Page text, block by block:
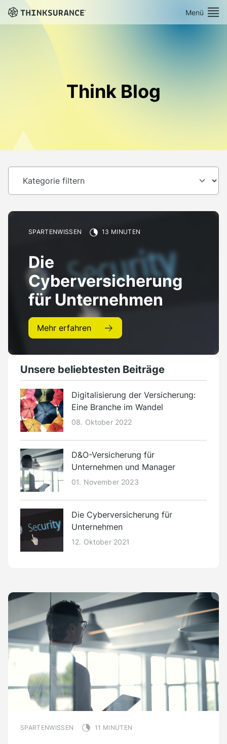
Menü
Preise
Deutsch
Think Blog
SPARTENWISSEN 13 MINUTEN
Die
Cyberversicherung
für Unternehmen
Mehr erfahren
Unsere beliebtesten Beiträge
Digitalisierung der Versicherung:
Eine Branche im Wandel
08. Oktober 2022
D&O-Versicherung für
Unternehmen und Manager
01. November 2023
Die Cyberversicherung für
Unternehmen
12. Oktober 2021
SPARTENWISSEN 11 MINUTEN